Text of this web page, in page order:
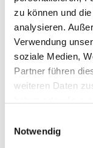
zu können und
analysieren.
Verwendung
soziale Medien,
Partner führen
weiteren Daten
NotwendigWige